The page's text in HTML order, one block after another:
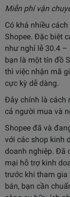
Miễn phí vận
Có khá nhiều
Shopee. Đặc biệt
như nghỉ lễ 30.4 –
bạn là một tín đồ
thì việc nhận mã
cực kỳ dễ dàng.
Đây chính là cách
cả người mua và
Shopee đã và
với các shop kinh
doanh nghiệp. Đã
mại hỗ trợ kinh
trước khi tham gia
bán, bạn cần